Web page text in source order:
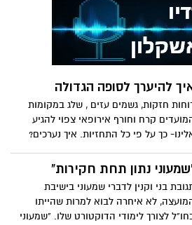
להיערך לסופה הגדולה
חזקות, גשמים עזים , שלג במקומות
קרח וחורף אירופאי צפוי להגיע
כך על פי כל התחזיות. איך נערכים?
נתון תחת חקירות"
בני וקנין לדברי שמעוני בישיבת
לא איחרה לבוא למרות שהייתו
לצורך לימודי הדוקטורט שלו. "שמעוני